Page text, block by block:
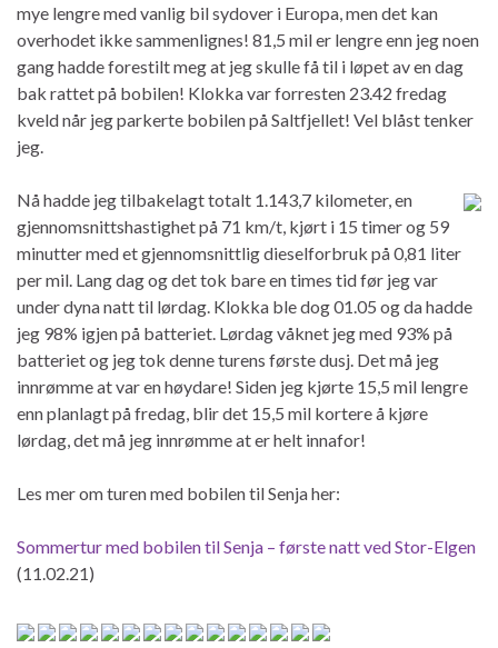
mye lengre med vanlig bil sydover i Europa, men det kan
overhodet ikke sammenlignes! 81,5 mil er lengre enn jeg noen
gang hadde forestilt meg at jeg skulle få til i løpet av en dag
bak rattet på bobilen! Klokka var forresten 23.42 fredag
kveld når jeg parkerte bobilen på Saltfjellet! Vel blåst tenker
jeg.
Nå hadde jeg tilbakelagt totalt 1.143,7 kilometer, en
gjennomsnittshastighet på 71 km/t, kjørt i 15 timer og 59
minutter med et gjennomsnittlig dieselforbruk på 0,81 liter
per mil. Lang dag og det tok bare en times tid før jeg var
under dyna natt til lørdag. Klokka ble dog 01.05 og da hadde
jeg 98% igjen på batteriet. Lørdag våknet jeg med 93% på
batteriet og jeg tok denne turens første dusj. Det må jeg
innrømme at var en høydare! Siden jeg kjørte 15,5 mil lengre
enn planlagt på fredag, blir det 15,5 mil kortere å kjøre
lørdag, det må jeg innrømme at er helt innafor!
Les mer om turen med bobilen til Senja her:
Sommertur med bobilen til Senja – første natt ved Stor-Elgen
(11.02.21)